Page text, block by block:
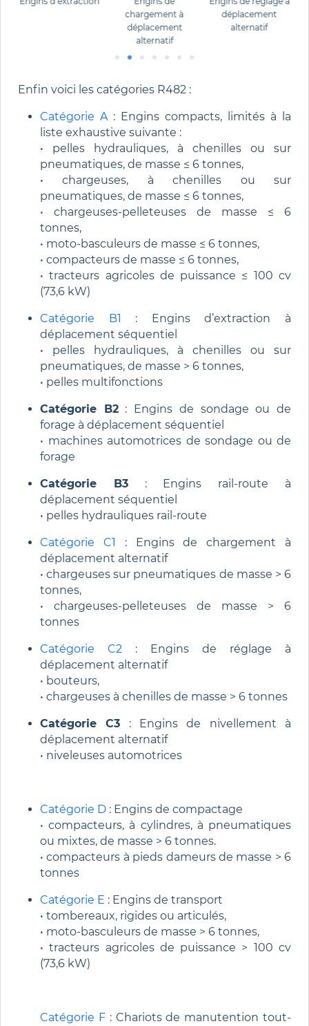
chargement à
déplacement
alternatif
déplacement
alternatif
Enfin voici les catégories R482 :
Catégorie A : Engins compacts, limités à la
liste exhaustive suivante :
• pelles hydrauliques, à chenilles ou sur
pneumatiques, de masse ≤ 6 tonnes,
• chargeuses, à chenilles ou sur
pneumatiques, de masse ≤ 6 tonnes,
• chargeuses-pelleteuses de masse ≤ 6
tonnes,
• moto-basculeurs de masse ≤ 6 tonnes,
• compacteurs de masse ≤ 6 tonnes,
• tracteurs agricoles de puissance ≤ 100 cv
(73,6 kW)
Catégorie B1
: Engins d’extraction à
déplacement séquentiel
• pelles hydrauliques, à chenilles ou sur
pneumatiques, de masse > 6 tonnes,
• pelles multifonctions
Catégorie B2: Engins de sondage ou de
forage à déplacement séquentiel
• machines automotrices de sondage ou de
forage
Catégorie B3: Engins rail-route à
déplacement séquentiel
• pelles hydrauliques rail-route
Catégorie C1
: Engins de chargement à
déplacement alternatif
• chargeuses sur pneumatiques de masse > 6
tonnes,
• chargeuses-pelleteuses de masse > 6
tonnes
Catégorie C2 : Engins de réglage à
déplacement alternatif
• bouteurs,
• chargeuses à chenilles de masse > 6 tonnes
Catégorie C3 : Engins de nivellement à
déplacement alternatif
• niveleuses automotrices
Catégorie D : Engins de compactage
• compacteurs, à cylindres, à pneumatiques
ou mixtes, de masse > 6 tonnes.
• compacteurs à pieds dameurs de masse > 6
tonnes
Catégorie E : Engins de transport
• tombereaux, rigides ou articulés,
• moto-basculeurs de masse > 6 tonnes,
• tracteurs agricoles de puissance > 100 cv
(73,6 kW)
Catégorie F: Chariots de manutention tout-